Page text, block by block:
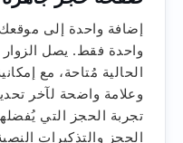
إضافة واحدة إلى موقعك
واحدة فقط. يصل الزوار
الحالية مُتاحة، مع
تجربة الحجز التي
الحجز والتذكيرات